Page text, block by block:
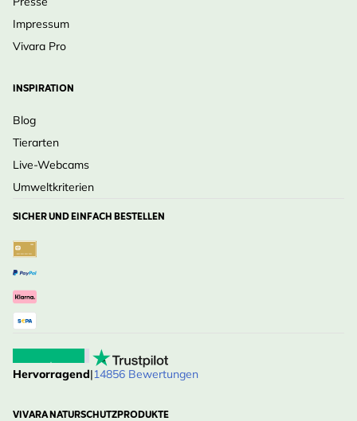
Impressum
Vivara Pro
INSPIRATION
Blog
Tierarten
Live-Webcams
Umweltkriterien
SICHER UND EINFACH BESTELLEN
Hervorragend|14856 Bewertungen
VIVARA NATURSCHUTZPRODUKTE